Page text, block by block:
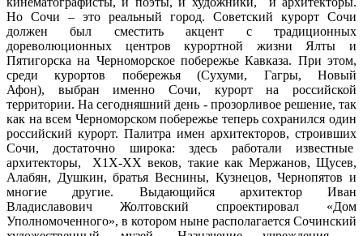
Но Сочи – это реальный город. Советский курорт Сочи
должен был сместить акцент с традиционных
дореволюционных центров курортной жизни Ялты и
Пятигорска на Черноморское побережье Кавказа. При этом,
среди курортов побережья (Сухуми, Гагры, Новый
Афон), выбран именно Сочи, курорт на российской
территории. На сегодняшний день - прозорливое решение, так
как на всем Черноморском побережье теперь сохранился один
российский курорт. Палитра имен архитекторов, строивших
Сочи, достаточно широка: здесь работали известные
архитекторы, Х1Х-ХХ веков, такие как Мержанов, Щусев,
Алабян, Душкин, братья Веснины, Кузнецов, Чернопятов и
многие другие. Выдающийся архитектор Иван
Владиславович Жолтовский спроектировал «Дом
Уполномоченного», в котором ныне располагается Сочинский